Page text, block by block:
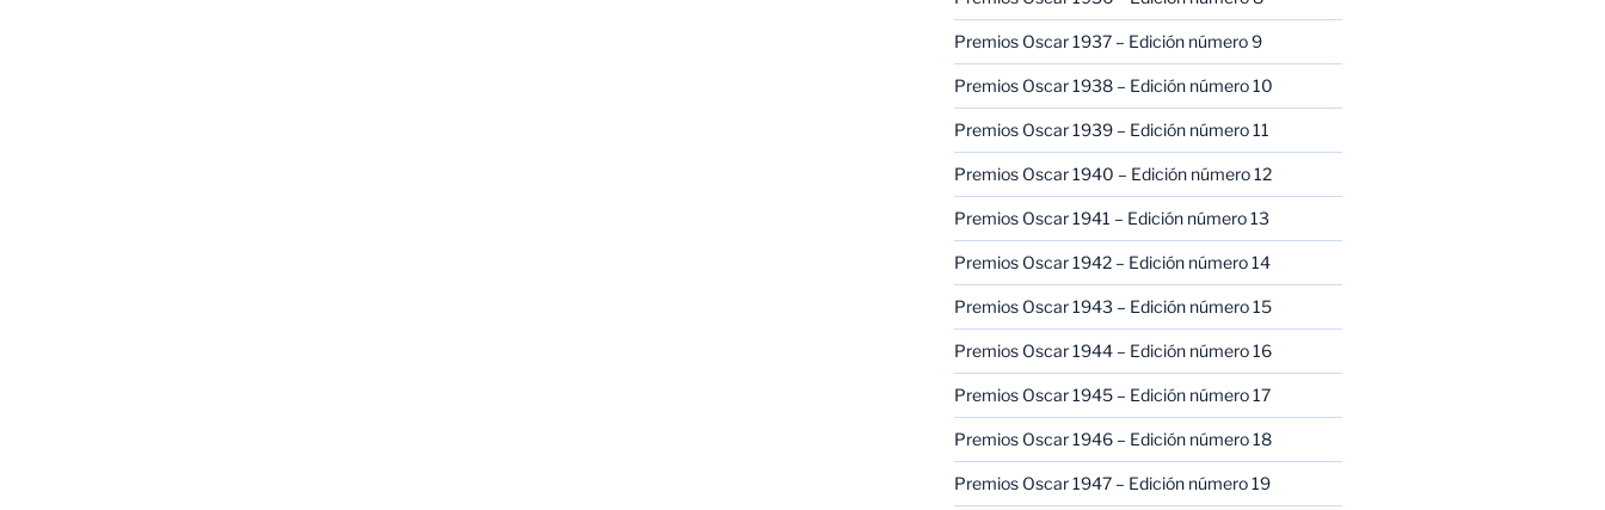
Premios Oscar 1937 – Edición número 9
Premios Oscar 1938 – Edición número 10
Premios Oscar 1939 – Edición número 11
Premios Oscar 1940 – Edición número 12
Premios Oscar 1941 – Edición número 13
Premios Oscar 1942 – Edición número 14
Premios Oscar 1943 – Edición número 15
Premios Oscar 1944 – Edición número 16
Premios Oscar 1945 – Edición número 17
Premios Oscar 1946 – Edición número 18
Premios Oscar 1947 – Edición número 19